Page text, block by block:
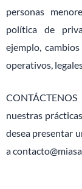
personas
política de
ejemplo,
operativos,
nuestras
desea presentar
a